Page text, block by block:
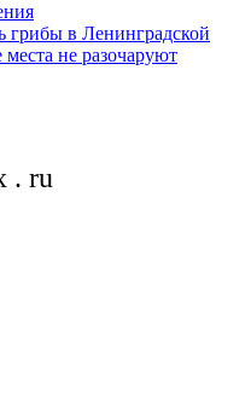
грибы в Ленинградской
места не разочаруют
. ru